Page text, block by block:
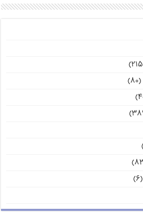
(۸۰)
(۶)